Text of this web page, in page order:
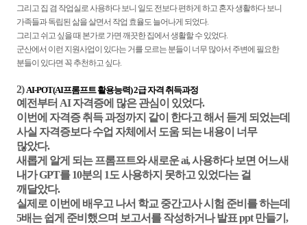
그리고 집 겸 작업실로 사용하다 보니 일도 전보다 편하게 하고 혼자 생활하다 보니
가족들과 독립된 삶을 살면서 작업 효율도 늘어나게 되었다.
그리고 쉬고 싶을 때 본가로 가면 깨끗한 집에서 생활할 수 있었다.
군산에서 이런 지원사업이 있다는 거를 모르는 분들이 너무 많아서 주변에 필요한
분들이 있다면 꼭 추천하고 싶다.
2)AI-POT(AI프롬프트 활용능력) 2급 자격 취득과정
예전부터 AI 자격증에 많은 관심이 있었다.
이번에 자격증 취득 과정까지 같이 한다고 해서 듣게 되었는데
사실 자격증보다 수업 자체에서 도움 되는 내용이 너무
많았다.
새롭게 알게 되는 프롬프트와 새로운 ai, 사용하다 보면 어느새
내가 GPT를 10분의 1도 사용하지 못하고 있었다는걸
깨달았다.
실제로 이번에 배우고 나서 학교 중간고사 시험 준비를 하는데
5배는 쉽게 준비했으며 보고서를 작성하거나 발표 ppt 만들기,